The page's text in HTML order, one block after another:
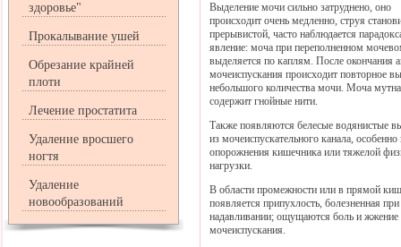
здоровье"
Прокалывание ушей
Обрезание крайней
плоти
Лечение простатита
Удаление вросшего
ногтя
Удаление
новообразований
Выделение мочи сильно затруднено, оно
происходит очень медленно, струя
прерывистой, часто наблюдается
явление: моча при переполненном
выделяется по каплям. После окончания
мочеиспускания происходит повторное
небольшого количества мочи. Моча
содержит гнойные нити.
Также появляются белесые водянистые
из мочеиспускательного канала, особенно
опорожнения кишечника или тяжелой
нагрузки.
В области промежности или в прямой
появляется припухлость, болезненная при
надавливании; ощущаются боль и жжение
мочеиспускания.